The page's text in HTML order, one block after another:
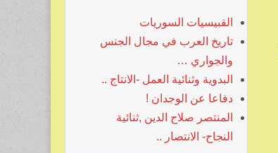
القبيسيات السوريات
تاريخ العرب في مجال الجنس
والجواري …
البدوية وثنائية العمل -الانتاج ..
دفاعا عن الوجدان !
المنتصر صلاح الدين ,ثنائية
النجاح- الانتصار ..